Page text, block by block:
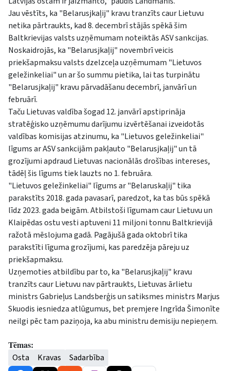
Jau vēstīts, ka "Belarusjkaļij" kravu tranzīts caur Lietuvu
netika pārtraukts, kad 8. decembrī stājās spēkā šim
Baltkrievijas valsts uzņēmumam noteiktās ASV sankcijas.
Noskaidrojās, ka "Belarusjkaļij" novembrī veicis
priekšapmaksu valsts dzelzceļa uzņēmumam "Lietuvos
geležinkeliai" un ar šo summu pietika, lai tas turpinātu
"Belarusjkaļij" kravu pārvadāšanu decembrī, janvārī un
februārī.
Taču Lietuvas valdība šogad 12. janvārī apstiprināja
stratēģisko uzņēmumu darījumu izvērtēšanai izveidotās
valdības komisijas atzinumu, ka "Lietuvos geležinkeliai"
līgums ar ASV sankcijām pakļauto "Belarusjkaļij" un tā
grozījumi apdraud Lietuvas nacionālās drošības intereses,
tādēļ šis līgums tiek lauzts no 1. februāra.
"Lietuvos geležinkeliai" līgums ar "Belaruskaļij" tika
parakstīts 2018. gada pavasarī, paredzot, ka tas būs spēkā
līdz 2023. gada beigām. Atbilstoši līgumam caur Lietuvu un
Klaipēdas ostu vesti aptuveni 11 miljoni tonnu Baltkrievijā
ražotā mēslojuma gadā. Pagājušā gada oktobrī tika
parakstīti līguma grozījumi, kas paredzēja pāreju uz
priekšapmaksu.
Uzņemoties atbildību par to, ka "Belarusjkaļij" kravu
tranzīts caur Lietuvu nav pārtraukts, Lietuvas ārlietu
ministrs Gabrieļus Landsberģis un satiksmes ministrs Marjus
Skuodis iesniedza atlūgumus, bet premjere Ingrīda Šimonīte
neilgi pēc tam paziņoja, ka abu ministru demisiju nepieņem.
Tēmas:
Osta Kravas Sadarbība